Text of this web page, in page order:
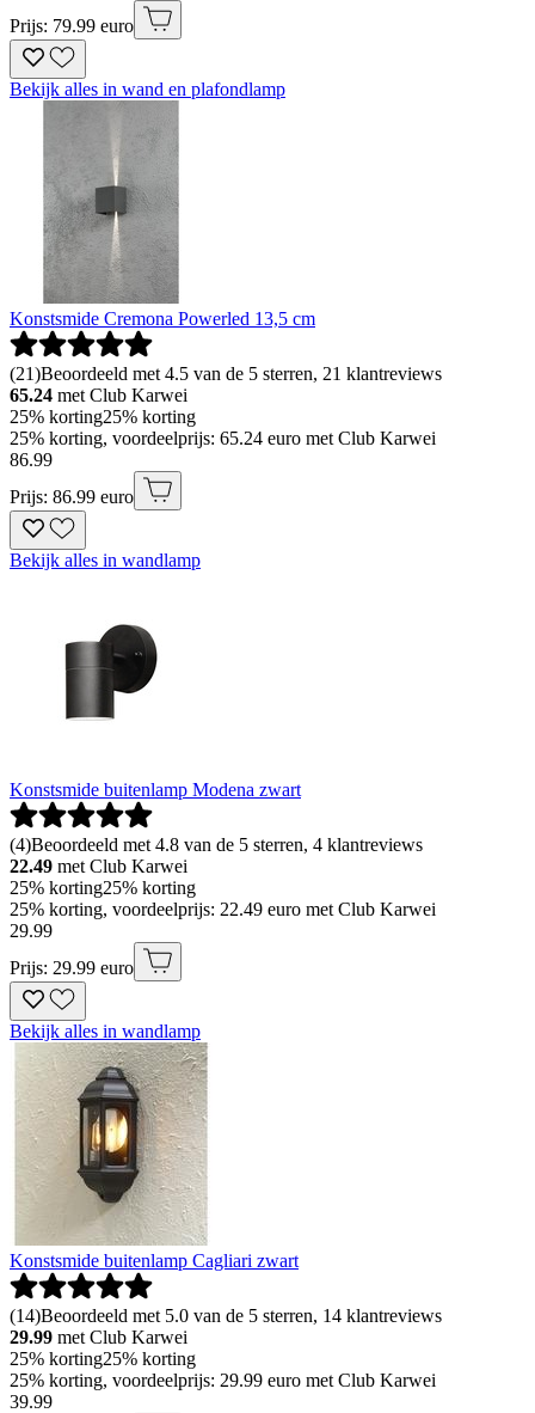
Prijs: 79.99 euro
Bekijk alles in wand en plafondlamp
Konstsmide Cremona Powerled 13,5 cm
(21)Beoordeeld met 4.5 van de 5 sterren, 21 klantreviews
65.24 met Club Karwei
25% korting25% korting
25% korting, voordeelprijs: 65.24 euro met Club Karwei
86.99
Prijs: 86.99 euro
Bekijk alles in wandlamp
Konstsmide buitenlamp Modena zwart
(4)Beoordeeld met 4.8 van de 5 sterren, 4 klantreviews
22.49 met Club Karwei
25% korting25% korting
25% korting, voordeelprijs: 22.49 euro met Club Karwei
29.99
Prijs: 29.99 euro
Bekijk alles in wandlamp
Konstsmide buitenlamp Cagliari zwart
(14)Beoordeeld met 5.0 van de 5 sterren, 14 klantreviews
29.99 met Club Karwei
25% korting25% korting
25% korting, voordeelprijs: 29.99 euro met Club Karwei
39.99